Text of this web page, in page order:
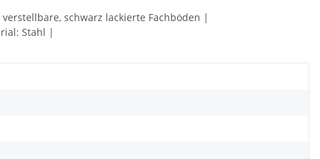
schwarz lackierte Fachböden |
Stahl |